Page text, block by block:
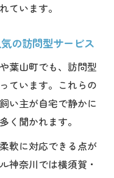
ています。
の訪問型サービス
葉山町でも、訪問型
ています。これらの
い主が自宅で静かに
く聞かれます。
軟に対応できる点が
神奈川では横須賀・